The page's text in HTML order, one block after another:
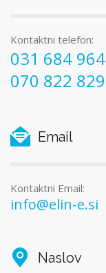
Kontaktni telefon:
031 684 964
070 822 829
Email
Kontaktni Email:
info@elin-e.si
Naslov